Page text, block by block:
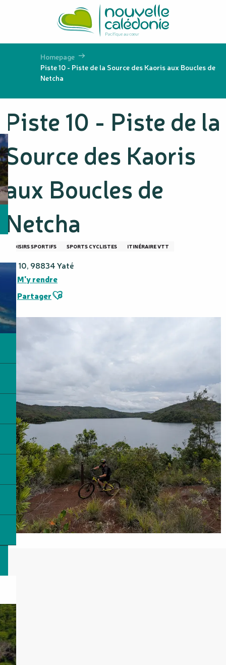
principal
Homepage
Piste 10 - Piste de la Source des Kaoris aux Boucles de
Netcha
Piste 10 - Piste de la
Source des Kaoris
aux Boucles de
Netcha
LOISIRS SPORTIFS SPORTS CYCLISTES ITINÉRAIRE VTT
RM 10, 98834 Yaté
M'y rendre
PartagerAjouter aux favoris